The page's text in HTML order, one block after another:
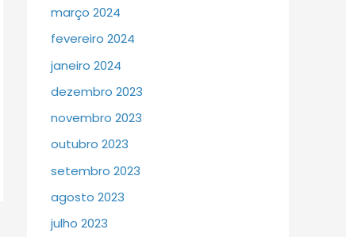
março 2024
fevereiro 2024
janeiro 2024
dezembro 2023
novembro 2023
outubro 2023
setembro 2023
agosto 2023
julho 2023